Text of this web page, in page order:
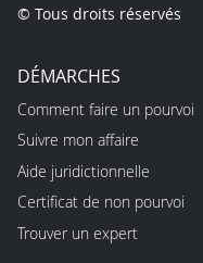
© Tous droits réservés
DÉMARCHES
Comment faire un pourvoi
Suivre mon affaire
Aide juridictionnelle
Certificat de non pourvoi
Trouver un expert